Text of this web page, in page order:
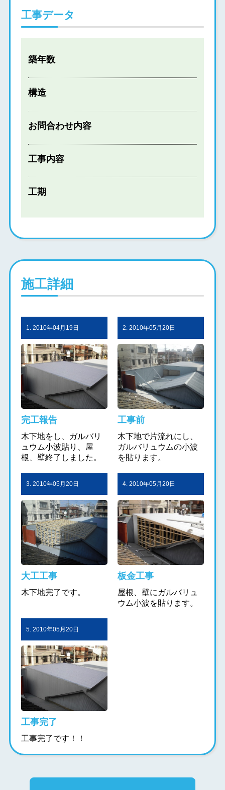
工事データ
築年数
構造
お問合わせ内容
工事内容
工期
施工詳細
1. 2010年04月19日
完工報告
木下地をし、ガルバリ
ュウム小波貼り、屋
根、壁終了しました。
2. 2010年05月20日
工事前
木下地で片流れにし、
ガルバリュウムの小波
を貼ります。
3. 2010年05月20日
大工工事
木下地完了です。
4. 2010年05月20日
板金工事
屋根、壁にガルバリュ
ウム小波を貼ります。
5. 2010年05月20日
工事完了
工事完了です！！